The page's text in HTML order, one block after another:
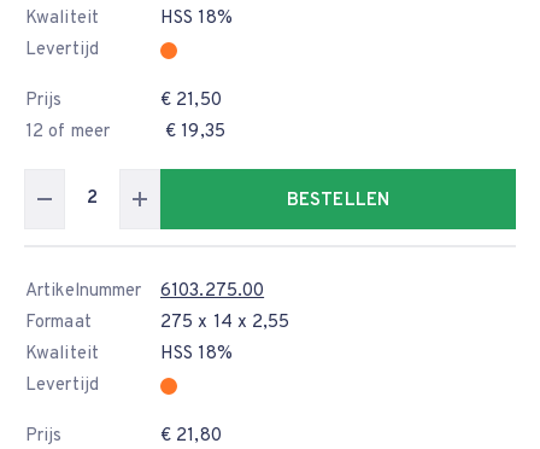
Kwaliteit
HSS 18%
Levertijd
Prijs
€ 21,50
12 of meer
€ 19,35
BESTELLEN
Artikelnummer
6103.275.00
Formaat
275 x 14 x 2,55
Kwaliteit
HSS 18%
Levertijd
Prijs
€ 21,80